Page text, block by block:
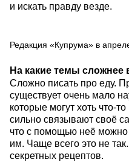
и искать правду везде.
Редакция «Купрума» в
На какие темы сложнее
Сложно писать про еду.
существует очень мало
которые могут хоть что-
сильно связывают своё
что с помощью неё можно
им. Чаще всего это не
секретных рецептов.